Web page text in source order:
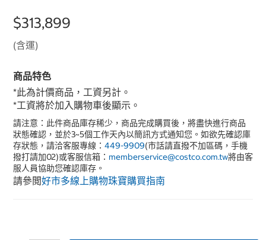
$313,899
(含運)
商品特色
*此為計價商品，工資另計。
*工資將於加入購物車後顯示。
請注意：此件商品庫存稀少，商品完成購買後，將盡快進行商品
狀態確認，並於3~5個工作天內以簡訊方式通知您。如欲先確認庫
存狀態，請洽客服專線： 449-9909(市話請直撥不加區碼，手機
撥打請加02)或客服信箱： memberservice@costco.com.tw將由客
服人員協助您確認庫存。
請參閲好市多線上購物珠寶購買指南